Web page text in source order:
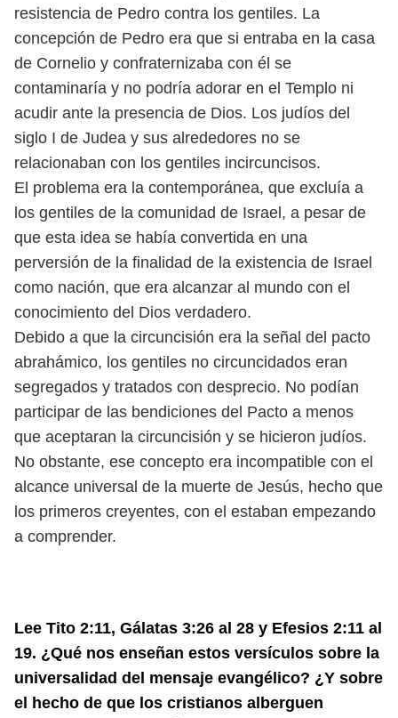
resistencia de Pedro contra los gentiles. La
concepción de Pedro era que si entraba en la casa
de Cornelio y confraternizaba con él se
contaminaría y no podría adorar en el Templo ni
acudir ante la presencia de Dios. Los judíos del
siglo I de Judea y sus alrededores no se
relacionaban con los gentiles incircuncisos.
El problema era la contemporánea, que excluía a
los gentiles de la comunidad de Israel, a pesar de
que esta idea se había convertida en una
perversión de la finalidad de la existencia de Israel
como nación, que era alcanzar al mundo con el
conocimiento del Dios verdadero.
Debido a que la circuncisión era la señal del pacto
abrahámico, los gentiles no circuncidados eran
segregados y tratados con desprecio. No podían
participar de las bendiciones del Pacto a menos
que aceptaran la circuncisión y se hicieron judíos.
No obstante, ese concepto era incompatible con el
alcance universal de la muerte de Jesús, hecho que
los primeros creyentes, con el estaban empezando
a comprender.
Lee Tito 2:11, Gálatas 3:26 al 28 y Efesios 2:11 al
19. ¿Qué nos enseñan estos versículos sobre la
universalidad del mensaje evangélico? ¿Y sobre
el hecho de que los cristianos alberguen